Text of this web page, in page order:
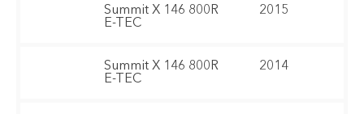
Summit X 146 800R
E-TEC
2015
Summit X 146 800R
E-TEC
2014